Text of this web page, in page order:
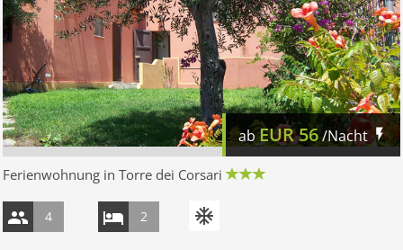
abEUR56/Nacht
Ferienwohnung in Torre dei Corsari
4 2